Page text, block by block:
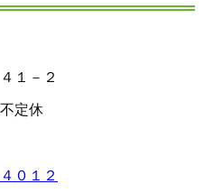
１－２
定休
０１２